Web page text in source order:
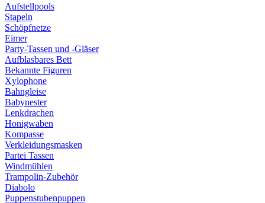
Aufstellpools
Stapeln
Schöpfnetze
Eimer
Party-Tassen und -Gläser
Aufblasbares Bett
Bekannte Figuren
Xylophone
Bahngleise
Babynester
Lenkdrachen
Honigwaben
Kompasse
Verkleidungsmasken
Partei Tassen
Windmühlen
Trampolin-Zubehör
Diabolo
Puppenstubenpuppen